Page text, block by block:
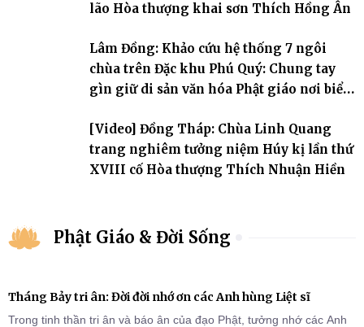
lão Hòa thượng khai sơn Thích Hồng Ân
Lâm Đồng: Khảo cứu hệ thống 7 ngôi
chùa trên Đặc khu Phú Quý: Chung tay
gìn giữ di sản văn hóa Phật giáo nơi biển
[Video] Đồng Tháp: Chùa Linh Quang
trang nghiêm tưởng niệm Húy kị lần thứ
XVIII cố Hòa thượng Thích Nhuận Hiền
Phật Giáo & Đời Sống
Tháng Bảy tri ân: Đời đời nhớ ơn các Anh hùng Liệt sĩ
Trong tinh thần tri ân và báo ân của đạo Phật, tưởng nhớ các Anh